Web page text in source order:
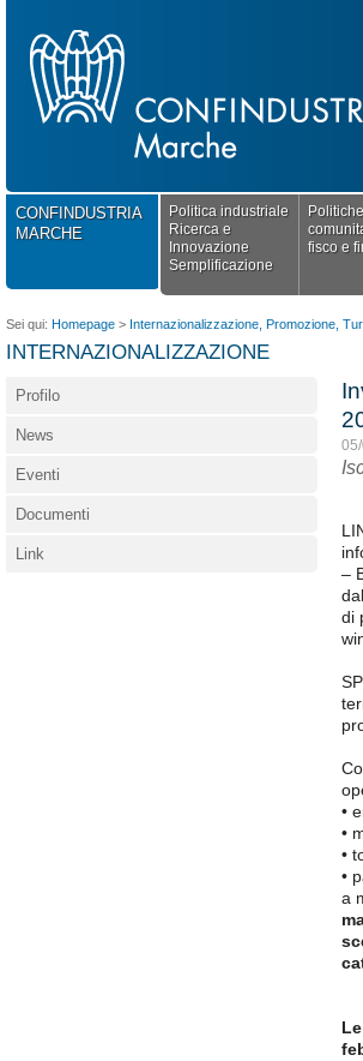
CONFINDUSTRIA
MARCHE
Politica industriale
Ricerca e
Innovazione
Semplificazione
Politiche
fisco e
Sei qui: Homepage > Internazionalizzazione, Promozione,
INTERNAZIONALIZZAZIONE
–
di
•
•
•
•
a
Profilo
News
Eventi
Documenti
Link